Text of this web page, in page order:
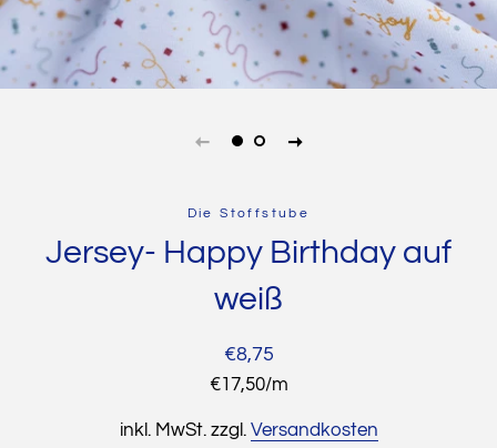
Die Stoffstube
Jersey- Happy Birthday auf
weiß
Normaler
Preis
Sonderpreis
€8,75
Stückpreis
€17,50/pro
m
inkl. MwSt. zzgl. Versandkosten